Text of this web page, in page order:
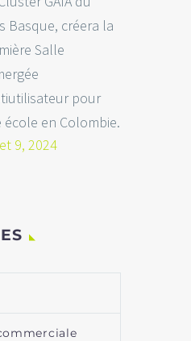
Basque, créera la
Salle
pour
école en Colombie.
9, 2024